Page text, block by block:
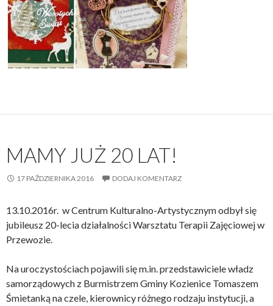
MAMY JUŻ 20 LAT!
17 PAŹDZIERNIKA 2016 DODAJ KOMENTARZ
13.10.2016r. w Centrum Kulturalno-Artystycznym odbył się
jubileusz 20-lecia działalności Warsztatu Terapii Zajęciowej w
Przewozie.
Na uroczystościach pojawili się m.in. przedstawiciele władz
samorządowych z Burmistrzem Gminy Kozienice Tomaszem
Śmietanką na czele, kierownicy różnego rodzaju instytucji, a